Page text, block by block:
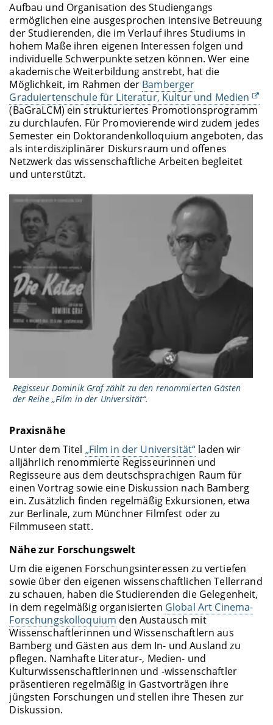
Aufbau und Organisation des Studiengangs
ermöglichen eine ausgesprochen intensive Betreuung
der Studierenden, die im Verlauf ihres Studiums in
hohem Maße ihren eigenen Interessen folgen und
individuelle Schwerpunkte setzen können. Wer eine
akademische Weiterbildung anstrebt, hat die
Möglichkeit, im Rahmen der Bamberger
Graduiertenschule für Literatur, Kultur und Medien
(BaGraLCM) ein strukturiertes Promotionsprogramm
zu durchlaufen. Für Promovierende wird zudem jedes
Semester ein Doktorandenkolloquium angeboten, das
als interdisziplinärer Diskursraum und offenes
Netzwerk das wissenschaftliche Arbeiten begleitet
und unterstützt.
Regisseur Dominik Graf zählt zu den renommierten Gästen
der Reihe „Film in der Universität“.
Praxisnähe
Unter dem Titel „Film in der Universität“ laden wir
alljährlich renommierte Regisseurinnen und
Regisseure aus dem deutschsprachigen Raum für
einen Vortrag sowie eine Diskussion nach Bamberg
ein. Zusätzlich finden regelmäßig Exkursionen, etwa
zur Berlinale, zum Münchner Filmfest oder zu
Filmmuseen statt.
Nähe zur Forschungswelt
Um die eigenen Forschungsinteressen zu vertiefen
sowie über den eigenen wissenschaftlichen Tellerrand
zu schauen, haben die Studierenden die Gelegenheit,
in dem regelmäßig organisierten Global Art Cinema-
Forschungskolloquium den Austausch mit
Wissenschaftlerinnen und Wissenschaftlern aus
Bamberg und Gästen aus dem In- und Ausland zu
pflegen. Namhafte Literatur-, Medien- und
Kulturwissenschaftlerinnen und -wissenschaftler
präsentieren regelmäßig in Gastvorträgen ihre
jüngsten Forschungen und stellen ihre Thesen zur
Diskussion.